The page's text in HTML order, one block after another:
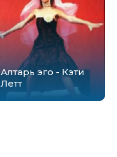
Алтарь эго - Кэти
Летт